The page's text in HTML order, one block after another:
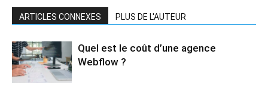
ARTICLES CONNEXES PLUS DE L'AUTEUR
Quel est le coût d’une agence
Webflow ?